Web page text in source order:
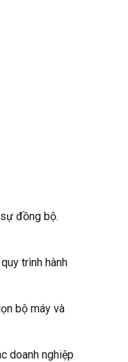
đồng bộ.
trình hành
bộ máy và
doanh nghiệp